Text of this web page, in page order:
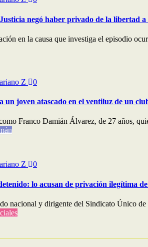
negó haber privado de la libertad
en la causa que investiga el episodio
Z 0
joven atascado en el ventiluz de un
Franco Damián Álvarez, de 27 años,
Z 0
lo acusan de privación ilegítima
nacional y dirigente del Sindicato Único de